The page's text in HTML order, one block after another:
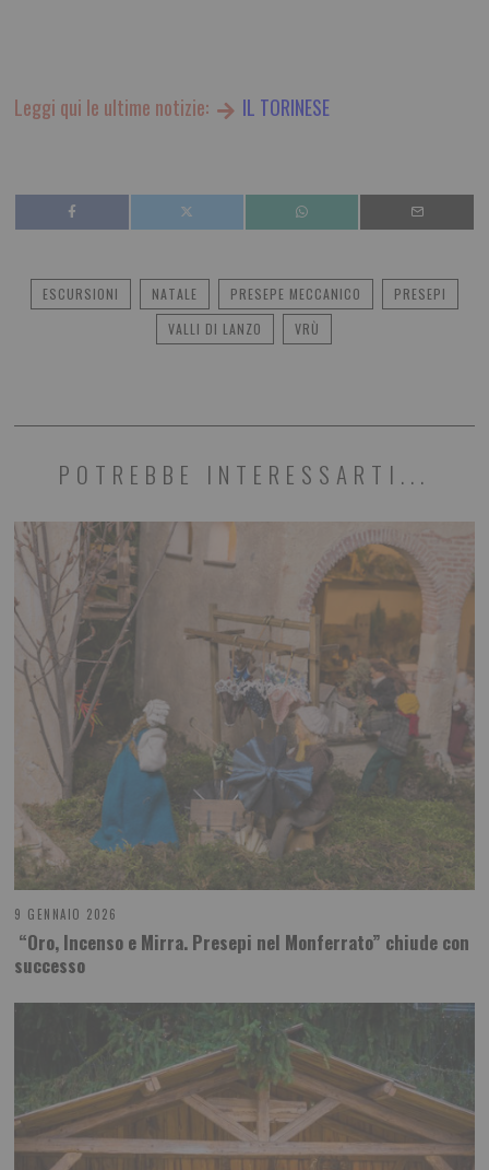
Leggi qui le ultime notizie: IL TORINESE
ESCURSIONI NATALE PRESEPE MECCANICO
PRESEPI
VALLI DI LANZO
VRÙ
POTREBBE INTERESSARTI...
9 GENNAIO 2026
“Oro, Incenso e Mirra. Presepi nel Monferrato” chiude con
successo